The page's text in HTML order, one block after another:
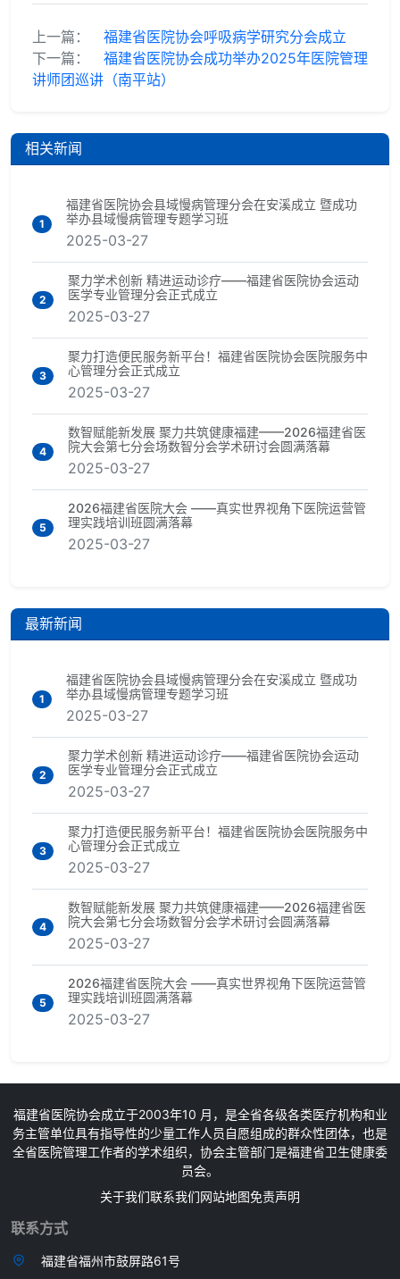
上一篇：
福建省医院协会呼吸病学研究分会成立
下一篇：
福建省医院协会成功举办2025年医院管理
讲师团巡讲（南平站）
相关新闻
1
福建省医院协会县域慢病管理分会在安溪成立 暨成功
举办县域慢病管理专题学习班
2025-03-27
2
聚力学术创新 精进运动诊疗——福建省医院协会运动
医学专业管理分会正式成立
2025-03-27
3
聚力打造便民服务新平台！福建省医院协会医院服务中
心管理分会正式成立
2025-03-27
4
数智赋能新发展 聚力共筑健康福建——2026福建省医
院大会第七分会场数智分会学术研讨会圆满落幕
2025-03-27
5
2026福建省医院大会 ——真实世界视角下医院运营管
理实践培训班圆满落幕
2025-03-27
最新新闻
1
福建省医院协会县域慢病管理分会在安溪成立 暨成功
举办县域慢病管理专题学习班
2025-03-27
2
聚力学术创新 精进运动诊疗——福建省医院协会运动
医学专业管理分会正式成立
2025-03-27
3
聚力打造便民服务新平台！福建省医院协会医院服务中
心管理分会正式成立
2025-03-27
4
数智赋能新发展 聚力共筑健康福建——2026福建省医
院大会第七分会场数智分会学术研讨会圆满落幕
2025-03-27
5
2026福建省医院大会 ——真实世界视角下医院运营管
理实践培训班圆满落幕
2025-03-27
福建省医院协会成立于2003年10 月，是全省各级各类医疗机构和业
务主管单位具有指导性的少量工作人员自愿组成的群众性团体，也是
全省医院管理工作者的学术组织，协会主管部门是福建省卫生健康委
员会。
关于我们联系我们网站地图免责声明
联系方式
福建省福州市鼓屏路61号